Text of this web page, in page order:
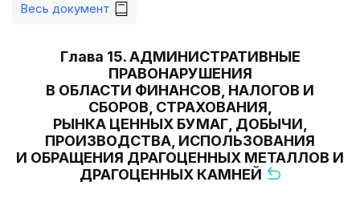
Весь документ
Глава 15. АДМИНИСТРАТИВНЫЕ
ПРАВОНАРУШЕНИЯ
В ОБЛАСТИ ФИНАНСОВ, НАЛОГОВ И
СБОРОВ, СТРАХОВАНИЯ,
РЫНКА ЦЕННЫХ БУМАГ, ДОБЫЧИ,
ПРОИЗВОДСТВА, ИСПОЛЬЗОВАНИЯ
И ОБРАЩЕНИЯ ДРАГОЦЕННЫХ МЕТАЛЛОВ И
ДРАГОЦЕННЫХ КАМНЕЙ